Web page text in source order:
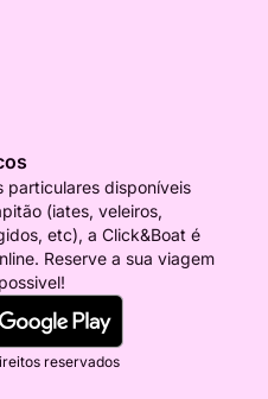
particulares disponíveis
(iates, veleiros,
etc), a Click&Boat é
Reserve a sua viagem
reservados